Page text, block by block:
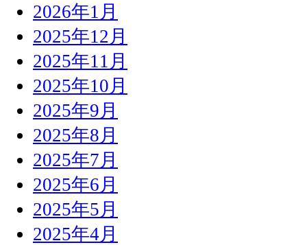
2026年1月
2025年12月
2025年11月
2025年10月
2025年9月
2025年8月
2025年7月
2025年6月
2025年5月
2025年4月